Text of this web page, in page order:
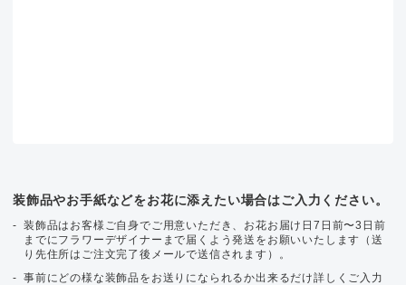
装飾品やお手紙などをお花に添えたい場合はご入力ください。
装飾品はお客様ご自身でご用意いただき、お花お届け日7日前〜3日前
までにフラワーデザイナーまで届くよう発送をお願いいたします（送
り先住所はご注文完了後メールで送信されます）。
事前にどの様な装飾品をお送りになられるか出来るだけ詳しくご入力